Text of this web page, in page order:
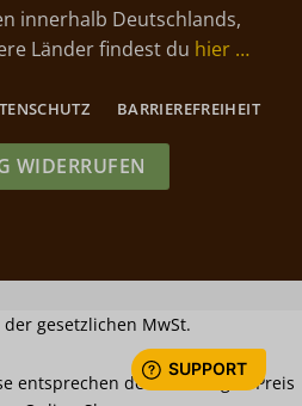
innerhalb Deutschlands,
Länder findest du hier …
BARRIEREFREIHEIT
WIDERRUFEN
gesetzlichen MwSt.
entsprechen dem bisherigen Preis